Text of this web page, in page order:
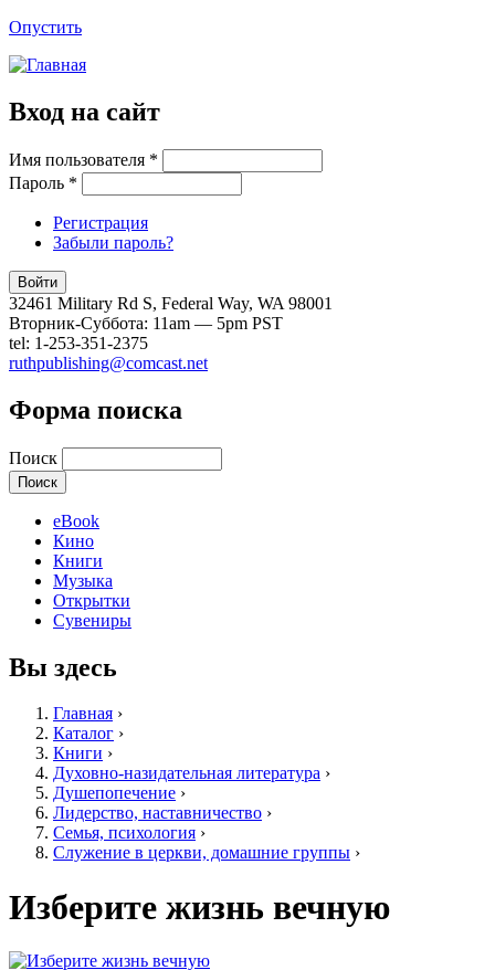
Опустить
Вход на сайт
Имя пользователя *
Пароль *
Регистрация
Забыли пароль?
32461 Military Rd S, Federal Way, WA 98001
Вторник-Суббота: 11am — 5pm PST
tel: 1-253-351-2375
ruthpublishing@comcast.net
Форма поиска
Поиск
eBook
Кино
Книги
Музыка
Открытки
Сувениры
Вы здесь
Главная ›
Каталог ›
Книги ›
Духовно-назидательная литература ›
Душепопечение ›
Лидерство, наставничество ›
Семья, психология ›
Служение в церкви, домашние группы ›
Изберите жизнь вечную